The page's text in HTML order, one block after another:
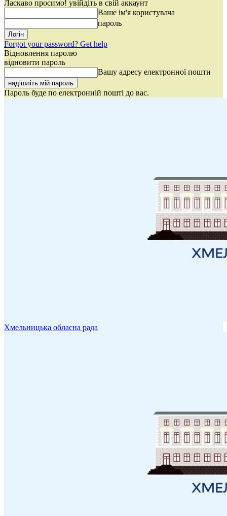
Ласкаво просимо! увійдіть в свій аккаунт
Ваше ім'я користувача
пароль
Forgot your password? Get help
Відновлення паролю
відновити пароль
Вашу адресу електронної пошти
Пароль буде по електронній пошті до вас.
Хмельницька обласна рада